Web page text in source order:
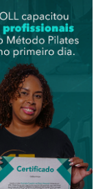
para a